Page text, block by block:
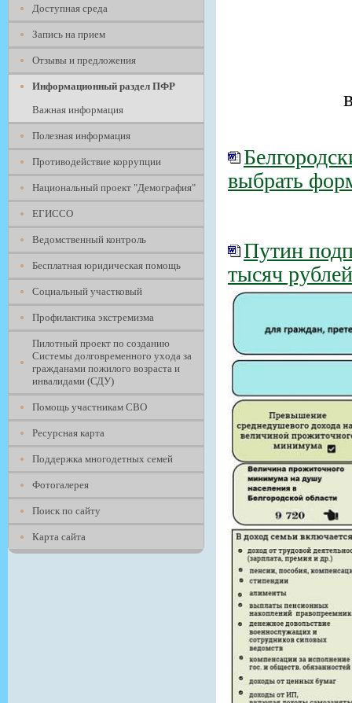
Доступная среда
Запись на прием
Отзывы и предложения
Информационный раздел ПФР
Важная информация
Полезная информация
Противодействие коррупции
Национальный проект "Демография"
ЕГИССО
Ведомственный контроль
Бесплатная юридическая помощь
Социальный участковый
Профилактика экстремизма
Пилотный проект по созданию
Системы долговременного ухода за
гражданами пожилого возраста и
инвалидами (СДУ)
Помощь участникам СВО
Ресурсная карта
Поддержка многодетных семей
Фотогалерея
Поиск по сайту
Карта сайта
выбрать
Путин
тысяч рублей